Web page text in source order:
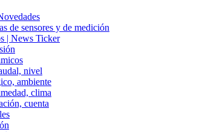
de sensores y de medición
| News Ticker
nivel
ambiente
clima
cuenta